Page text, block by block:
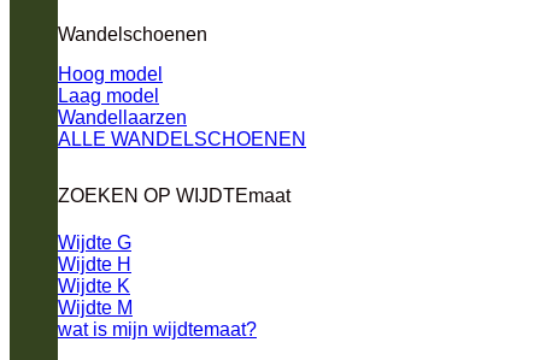
Wandelschoenen
Hoog model
Laag model
Wandellaarzen
ALLE WANDELSCHOENEN
ZOEKEN OP WIJDTEmaat
Wijdte G
Wijdte H
Wijdte K
Wijdte M
wat is mijn wijdtemaat?